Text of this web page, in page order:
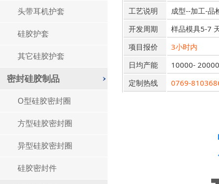
头带耳机护套
硅胶护套
其它硅胶护套
密封硅胶制品
O型硅胶密封圈
方型硅胶密封圈
异型硅胶密封圈
硅胶密封件
工艺说明
成型--加工-品
开发周期
样品模具5-7
项目报价
3小时内
日均产能
10000-
定制热线
0769-